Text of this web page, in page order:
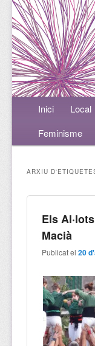
Menú principal
Aneu al
Aneu al
Inici Local
Feminisme
ARXIU
Els
Macià
Publicat el20